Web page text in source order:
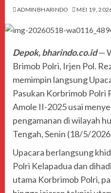
ADMINBHARINDO MEI 19,
Depok, bharindo.co.id—
Brimob Polri, Irjen Pol.
memimpin langsung
Pasukan Korbrimob Polri
Amole II-2025 usai
pengamanan di wilayah
Tengah, Senin (18/5/
Upacara berlangsung
Polri Kelapadua dan
utama Korbrimob Polri,